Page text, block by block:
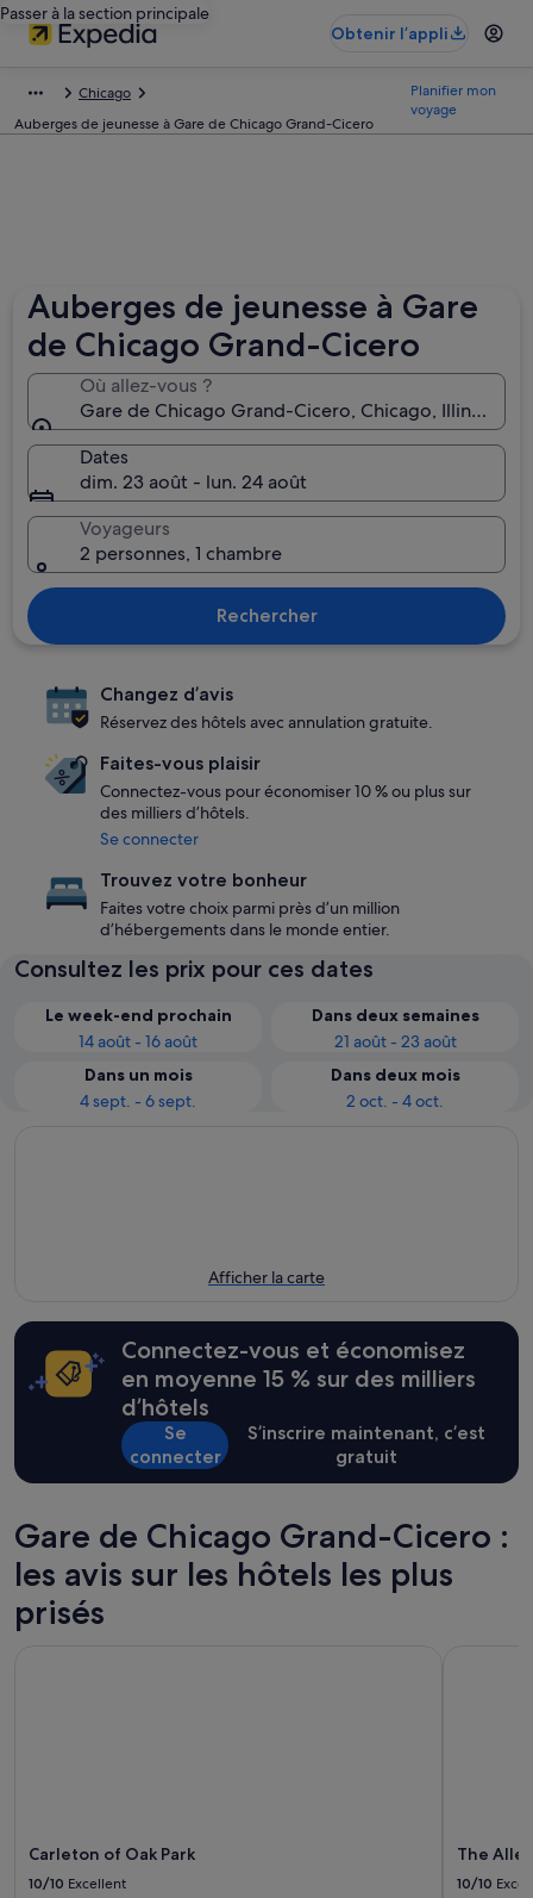
Passer à la section principale
Obtenir l’appli
Chicago
Auberges de jeunesse à Gare de Chicago Grand-Cicero
Planifier mon
voyage
Auberges de jeunesse à Gare
de Chicago Grand-Cicero
Où allez-vous ?
Gare de Chicago Grand-Cicero, Chicago, Illinois,
Dates
dim. 23 août - lun. 24 août
Voyageurs
2 personnes, 1 chambre
Rechercher
Changez d’avis
Réservez des hôtels avec annulation gratuite.
Faites-vous plaisir
Connectez-vous pour économiser 10 % ou plus sur
des milliers d’hôtels.
Se connecter
Trouvez votre bonheur
Faites votre choix parmi près d’un million
d’hébergements dans le monde entier.
Consultez les prix pour ces dates
Le week-end prochain
14 août - 16 août
Dans deux semaines
21 août - 23 août
Dans un mois
4 sept. - 6 sept.
Dans deux mois
2 oct. - 4 oct.
Afficher la carte
Connectez-vous et économisez
en moyenne 15 % sur des milliers
d’hôtels
Se
connecter
S’inscrire maintenant, c’est
gratuit
Gare de Chicago Grand-Cicero :
les avis sur les hôtels les plus
prisés
Carleton of Oak Park
10/10 Excellent
The
10/10